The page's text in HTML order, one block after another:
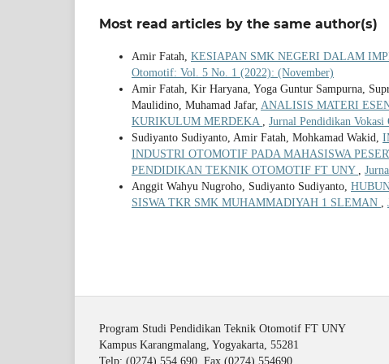
Most read articles by the same author(s)
Amir Fatah, KESIAPAN SMK NEGERI DALAM
Otomotif: Vol. 5 No. 1 (2022): (November)
Amir Fatah, Kir Haryana, Yoga Guntur Sampurna,
Maulidino, Muhamad Jafar, ANALISIS MATERI
KURIKULUM MERDEKA
Jurnal Pendidikan
Sudiyanto Sudiyanto, Amir Fatah, Mohkamad Wakid,
INDUSTRI OTOMOTIF PADA MAHASISWA
PENDIDIKAN TEKNIK OTOMOTIF FT UNY
Anggit Wahyu Nugroho, Sudiyanto Sudiyanto,
SISWA TKR SMK MUHAMMADIYAH 1 SLEMAN
Program Studi Pendidikan Teknik Otomotif FT UNY
Kampus Karangmalang, Yogyakarta, 55281
Telp: (0274) 554 690, Fax (0274) 554690